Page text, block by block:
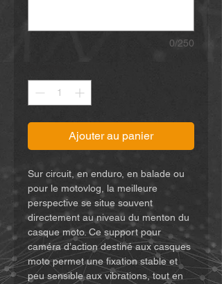
0/250
Ajouter au panier
Sur circuit, en enduro, en balade ou
pour le motovlog, la meilleure
perspective se situe souvent
directement au niveau du menton du
casque moto. Ce support pour
caméra d’action destiné aux casques
moto permet une fixation stable et
peu sensible aux vibrations, tout en